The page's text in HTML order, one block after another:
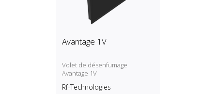
Avantage 1V
Volet de désenfumage
Avantage 1V
Rf-Technologies